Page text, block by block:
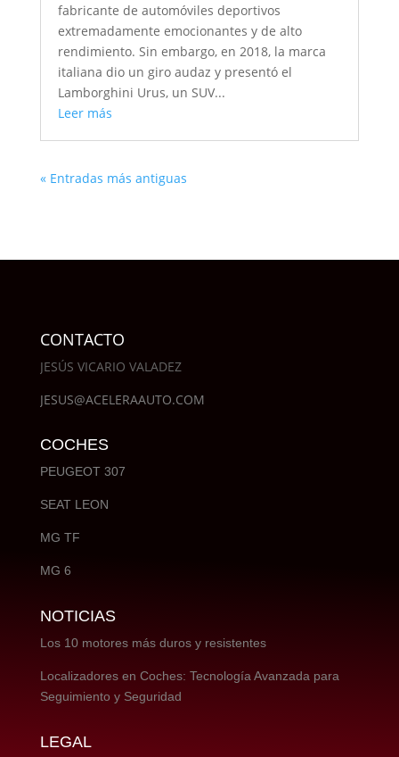
fabricante de automóviles deportivos
extremadamente emocionantes y de alto
rendimiento. Sin embargo, en 2018, la marca
italiana dio un giro audaz y presentó el
Lamborghini Urus, un SUV...
Leer más
« Entradas más antiguas
CONTACTO
JESÚS VICARIO VALADEZ
JESUS@ACELERAAUTO.COM
COCHES
PEUGEOT 307
SEAT LEON
MG TF
MG 6
NOTICIAS
Los 10 motores más duros y resistentes
Localizadores en Coches: Tecnología Avanzada para
Seguimiento y Seguridad
LEGAL